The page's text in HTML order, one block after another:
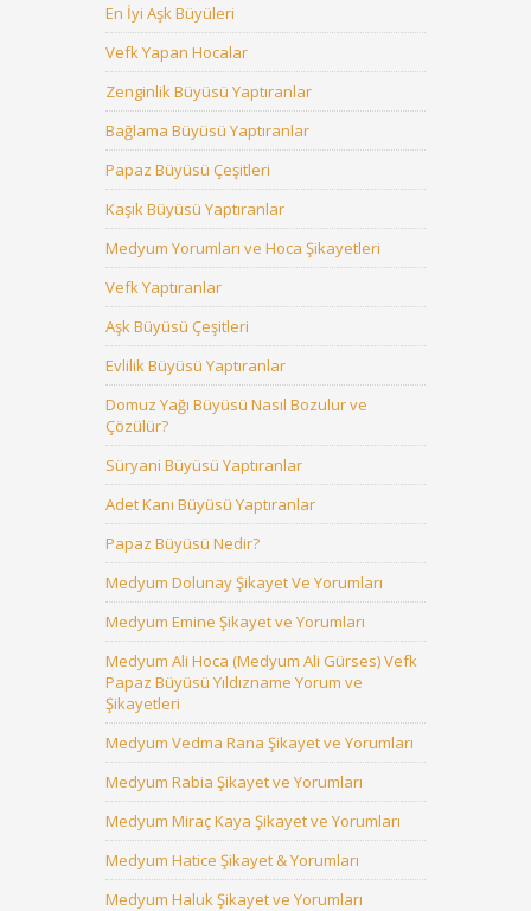
En İyi Aşk Büyüleri
Vefk Yapan Hocalar
Zenginlik Büyüsü Yaptıranlar
Bağlama Büyüsü Yaptıranlar
Papaz Büyüsü Çeşitleri
Kaşık Büyüsü Yaptıranlar
Medyum Yorumları ve Hoca Şikayetleri
Vefk Yaptıranlar
Aşk Büyüsü Çeşitleri
Evlilik Büyüsü Yaptıranlar
Domuz Yağı Büyüsü Nasıl Bozulur ve
Çözülür?
Süryani Büyüsü Yaptıranlar
Adet Kanı Büyüsü Yaptıranlar
Papaz Büyüsü Nedir?
Medyum Dolunay Şikayet Ve Yorumları
Medyum Emine Şikayet ve Yorumları
Medyum Ali Hoca (Medyum Ali Gürses) Vefk
Papaz Büyüsü Yıldızname Yorum ve
Şikayetleri
Medyum Vedma Rana Şikayet ve Yorumları
Medyum Rabia Şikayet ve Yorumları
Medyum Miraç Kaya Şikayet ve Yorumları
Medyum Hatice Şikayet & Yorumları
Medyum Haluk Şikayet ve Yorumları